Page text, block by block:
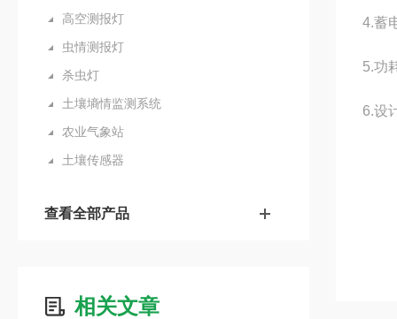
高空测报灯
虫情测报灯
杀虫灯
土壤墒情监测系统
农业气象站
土壤传感器
查看全部产品
相关文章
4.蓄
5.功
6.设